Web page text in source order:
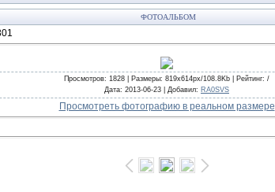
ФОТОАЛЬБОМ
Просмотров: 1828 | Размеры: 819x614px/108.8Kb | Рейтинг: /
Дата: 2013-06-23 | Добавил: RA0SVS
Просмотреть фотографию в реальном размере